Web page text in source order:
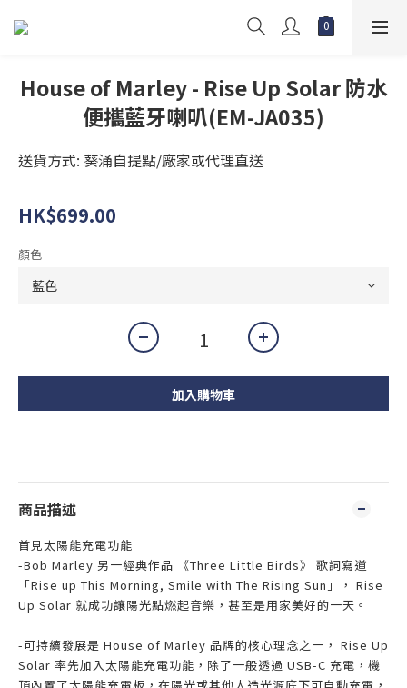
House of Marley - Rise Up Solar 防水
便攜藍牙喇叭(EM-JA035)
送貨方式: 葵涌自提點/廠家或代理直送
HK$699.00
顏色
加入購物車
商品描述
首見太陽能充電功能
-Bob Marley 另一經典作品 《Three Little Birds》 歌詞寫道
「Rise up This Morning, Smile with The Rising Sun」， Rise
Up Solar 就成功讓陽光點燃起音樂，甚至是用家美好的一天。
-可持續發展是 House of Marley 品牌的核心理念之一， Rise Up
Solar 率先加入太陽能充電功能，除了一般透過 USB-C 充電，機